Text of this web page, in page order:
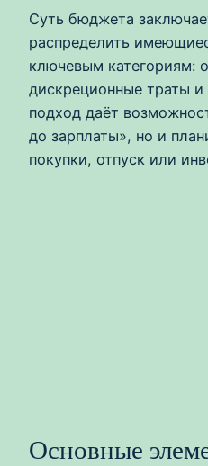
Суть бюджета
распределить
ключевым категориям:
дискреционные траты
подход даёт
до зарплаты», но и
покупки, отпуск или
Основные